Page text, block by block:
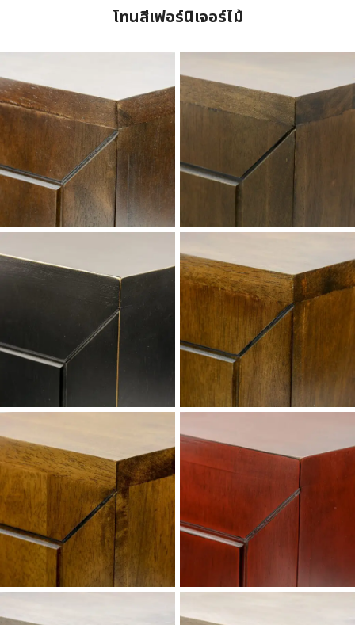
โทนสีเฟอร์นิเจอร์ไม้